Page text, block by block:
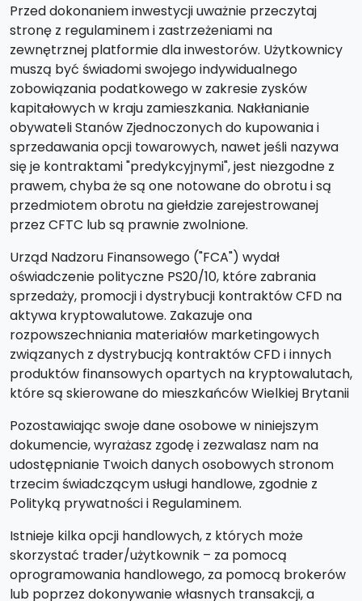
Przed dokonaniem inwestycji uważnie przeczytaj
stronę z regulaminem i zastrzeżeniami na
zewnętrznej platformie dla inwestorów. Użytkownicy
muszą być świadomi swojego indywidualnego
zobowiązania podatkowego w zakresie zysków
kapitałowych w kraju zamieszkania. Nakłanianie
obywateli Stanów Zjednoczonych do kupowania i
sprzedawania opcji towarowych, nawet jeśli nazywa
się je kontraktami "predykcyjnymi", jest niezgodne z
prawem, chyba że są one notowane do obrotu i są
przedmiotem obrotu na giełdzie zarejestrowanej
przez CFTC lub są prawnie zwolnione.
Urząd Nadzoru Finansowego ("FCA") wydał
oświadczenie polityczne PS20/10, które zabrania
sprzedaży, promocji i dystrybucji kontraktów CFD na
aktywa kryptowalutowe. Zakazuje ona
rozpowszechniania materiałów marketingowych
związanych z dystrybucją kontraktów CFD i innych
produktów finansowych opartych na kryptowalutach,
które są skierowane do mieszkańców Wielkiej Brytanii
Pozostawiając swoje dane osobowe w niniejszym
dokumencie, wyrażasz zgodę i zezwalasz nam na
udostępnianie Twoich danych osobowych stronom
trzecim świadczącym usługi handlowe, zgodnie z
Polityką prywatności i Regulaminem.
Istnieje kilka opcji handlowych, z których może
skorzystać trader/użytkownik – za pomocą
oprogramowania handlowego, za pomocą brokerów
lub poprzez dokonywanie własnych transakcji, a